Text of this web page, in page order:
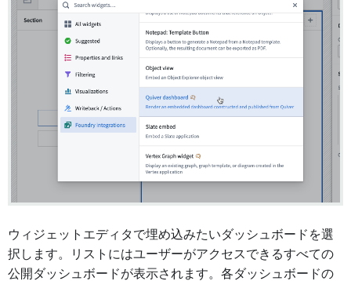
ウィジェットエディタで埋め込みたいダッシュボードを選
択します。リストにはユーザーがアクセスできるすべての
公開ダッシュボードが表示されます。各ダッシュボードの